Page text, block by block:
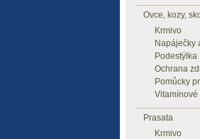
Ovce, kozy,
Krmivo
Napáječky
Podestýlka
Ochrana
Pomůcky
Vitamínové
Prasata
Krmivo